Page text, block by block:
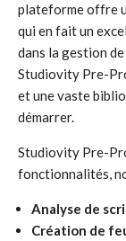
plateforme offre
qui en fait un
dans la gestion
Studiovity Pre-
et une vaste
démarrer.
Studiovity Pre-
fonctionnalités,
Analyse de
Création de